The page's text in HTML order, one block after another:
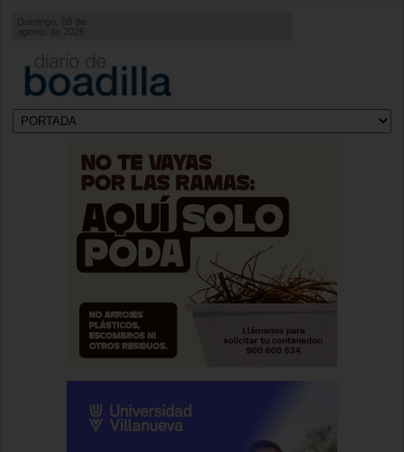
Domingo, 09 de
agosto de 2026